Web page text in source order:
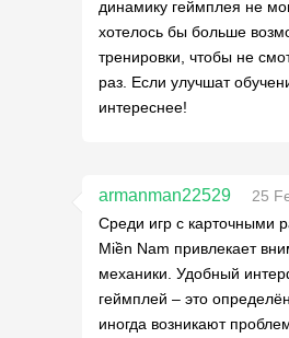
динамику геймплея не
хотелось бы больше
тренировки, чтобы не
раз. Если улучшат
интереснее!
armanman22529
25
Среди игр с карточными
Miền Nam привлекает
механики. Удобный
геймплей – это
иногда возникают